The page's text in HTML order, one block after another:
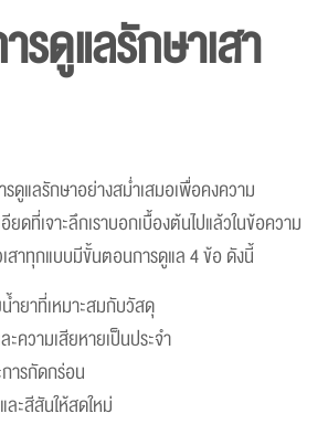
ดูแลรักษาเสา
ดูแลรักษาอย่างสม่ำเสมอเพื่อคงความ
ยดที่เจาะลึกเราบอกเบื้องต้นไปแล้วในข้อความ
สาทุกแบบมีขั้นตอนการดูแล 4 ข้อ ดังนี้
ำยาที่เหมาะสมกับวัสดุ
ความเสียหายเป็นประจำ
ารกัดกร่อน
ะสีสันให้สดใหม่